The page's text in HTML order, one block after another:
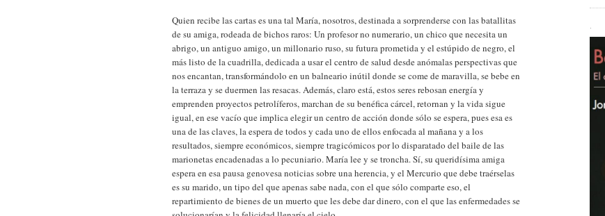
Quien recibe las cartas es una tal María, nosotros, destinada a sorprenderse con las batallitas
de su amiga, rodeada de bichos raros: Un profesor no numerario, un chico que necesita un
abrigo, un antiguo amigo, un millonario ruso, su futura prometida y el estúpido de negro, el
más listo de la cuadrilla, dedicada a usar el centro de salud desde anómalas perspectivas que
nos encantan, transformándolo en un balneario inútil donde se come de maravilla, se bebe en
la terraza y se duermen las resacas. Además, claro está, estos seres rebosan energía y
emprenden proyectos petrolíferos, marchan de su benéfica cárcel, retornan y la vida sigue
igual, en ese vacío que implica elegir un centro de acción donde sólo se espera, pues esa es
una de las claves, la espera de todos y cada uno de ellos enfocada al mañana y a los
resultados, siempre económicos, siempre tragicómicos por lo disparatado del baile de las
marionetas encadenadas a lo pecuniario. María lee y se troncha. Sí, su queridísima amiga
espera en esa pausa genovesa noticias sobre una herencia, y el Mercurio que debe traérselas
es su marido, un tipo del que apenas sabe nada, con el que sólo comparte eso, el
repartimiento de bienes de un muerto que les debe dar dinero, con el que las enfermedades se